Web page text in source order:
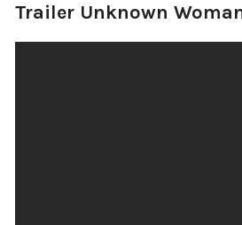
Trailer Unknown